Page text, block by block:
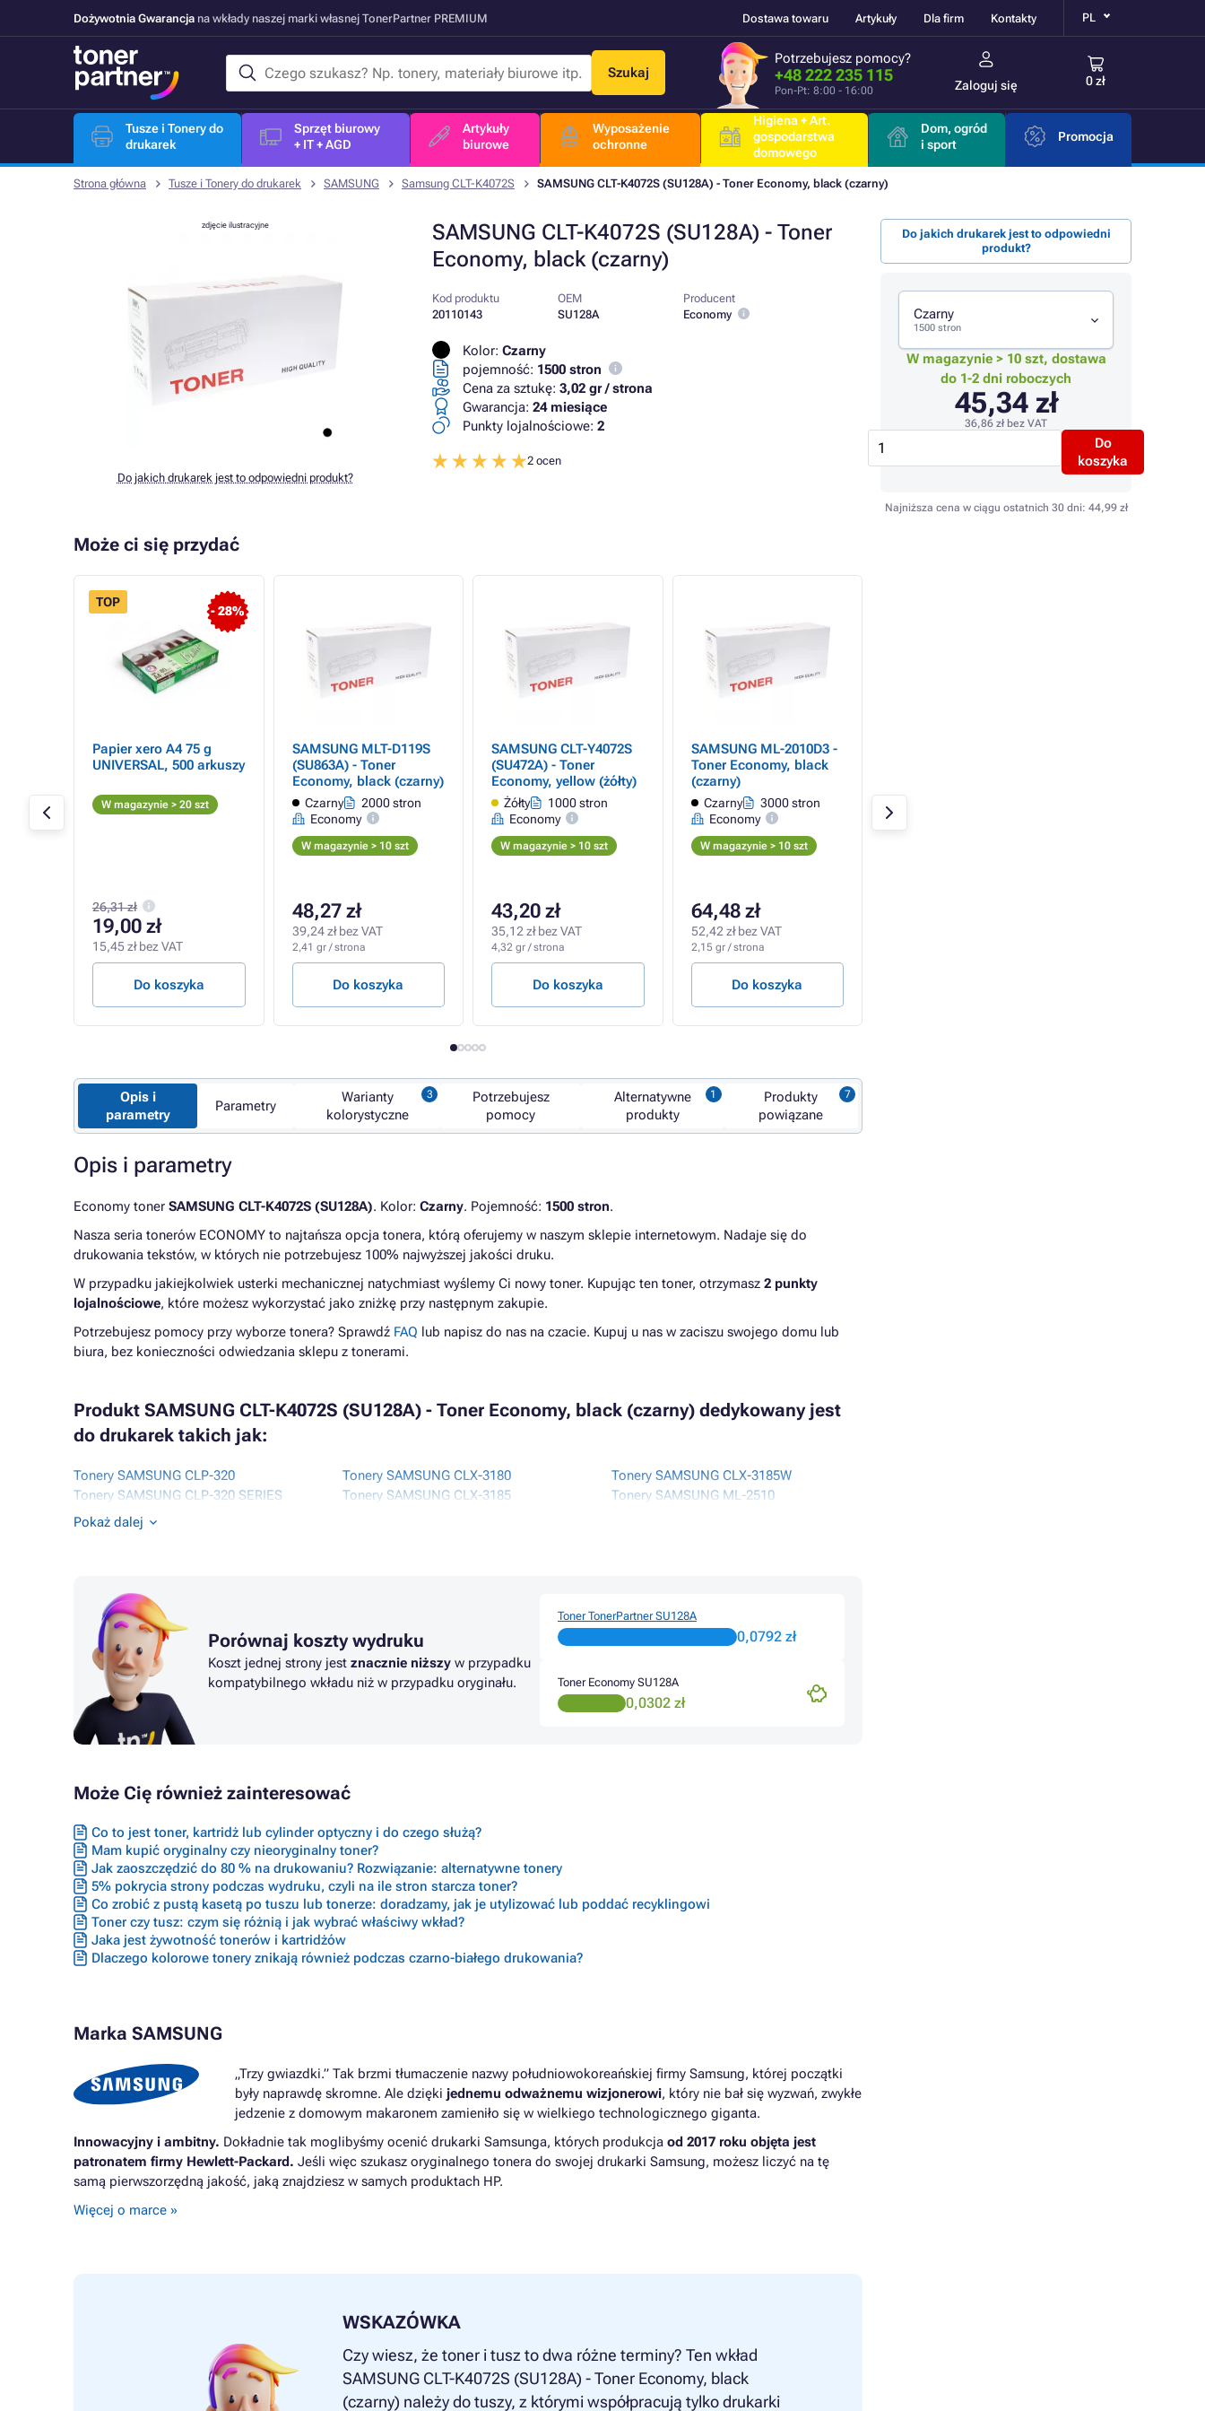
Dożywotnia Gwarancja na wkłady naszej marki własnej TonerPartner PREMIUM Dostawa towaru Artykuły Dla firm Kontakty PL
Szukaj
Potrzebujesz pomocy?
+48 222 235 115
Pon-Pt: 8:00 - 16:00 Zaloguj się 0 zł
Tusze i Tonery do
drukarek
Sprzęt biurowy
+ IT + AGD
Artykuły
biurowe
Wyposażenie
ochronne
Higiena + Art.
gospodarstwa
domowego
Dom, ogród
i sport
Promocja
Strona główna Tusze i Tonery do drukarek SAMSUNG Samsung CLT-K4072S SAMSUNG CLT-K4072S (SU128A) - Toner Economy, black (czarny)
SAMSUNG CLT-K4072S (SU128A) - Toner
Economy, black (czarny)
zdjęcie ilustracyjne
Do jakich drukarek jest to odpowiedni produkt?
Kod produktu
20110143
OEM
SU128A
Producent
Economy
Kolor: Czarny
pojemność: 1500 stron
Cena za sztukę: 3,02 gr / strona
Gwarancja: 24 miesiące
Punkty lojalnościowe: 2
2 ocen
Do jakich drukarek jest to odpowiedni
produkt?
Czarny
1500 stron
W magazynie > 10 szt, dostawa
do 1-2 dni roboczych
45,34 zł
36,86 złbez VAT
Do
koszyka
Najniższa cena w ciągu ostatnich 30 dni: 44,99 zł
Może ci się przydać
- 28%
TOP
Papier xero A4 75 g
UNIVERSAL, 500 arkuszy
W magazynie > 20 szt
26,31 zł
19,00 zł
15,45 zł bez VAT
Do koszyka
SAMSUNG MLT-D119S
(SU863A) - Toner
Economy, black (czarny)
Czarny
2000 stron
Economy
W magazynie > 10 szt
48,27 zł
39,24 zł bez VAT
2,41 gr / strona
Do koszyka
SAMSUNG CLT-Y4072S
(SU472A) - Toner
Economy, yellow (żółty)
Żółty
1000 stron
Economy
W magazynie > 10 szt
43,20 zł
35,12 zł bez VAT
4,32 gr / strona
Do koszyka
SAMSUNG ML-2010D3 -
Toner Economy, black
(czarny)
Czarny
3000 stron
Economy
W magazynie > 10 szt
64,48 zł
52,42 zł bez VAT
2,15 gr / strona
Do koszyka
Opis i
parametry
Parametry
Warianty
kolorystyczne
Potrzebujesz
pomocy
Alternatywne
produkty
Produkty
powiązane
Opis i parametry
Economy toner SAMSUNG CLT-K4072S (SU128A). Kolor: Czarny. Pojemność: 1500 stron.
Nasza seria tonerów ECONOMY to najtańsza opcja tonera, którą oferujemy w naszym sklepie internetowym. Nadaje się do
drukowania tekstów, w których nie potrzebujesz 100% najwyższej jakości druku.
W przypadku jakiejkolwiek usterki mechanicznej natychmiast wyślemy Ci nowy toner. Kupując ten toner, otrzymasz 2 punkty
lojalnościowe, które możesz wykorzystać jako zniżkę przy następnym zakupie.
Potrzebujesz pomocy przy wyborze tonera? Sprawdź FAQ lub napisz do nas na czacie. Kupuj u nas w zaciszu swojego domu lub
biura, bez konieczności odwiedzania sklepu z tonerami.
Produkt SAMSUNG CLT-K4072S (SU128A) - Toner Economy, black (czarny) dedykowany jest
do drukarek takich jak:
Tonery SAMSUNG CLP-320
Tonery SAMSUNG CLP-320 SERIES
Tonery SAMSUNG CLP-320N
Tonery SAMSUNG CLP-325
Tonery SAMSUNG CLX-3180
Tonery SAMSUNG CLX-3185
Tonery SAMSUNG CLX-3185W
Tonery SAMSUNG ML-2510
Pokaż dalej
Porównaj koszty wydruku
Koszt jednej strony jest znacznie niższy w przypadku
kompatybilnego wkładu niż w przypadku oryginału.
Toner TonerPartner SU128A
0,0792 zł
Toner Economy SU128A
0,0302 zł
Może Cię również zainteresować
Co to jest toner, kartridż lub cylinder optyczny i do czego służą?
Mam kupić oryginalny czy nieoryginalny toner?
Jak zaoszczędzić do 80 % na drukowaniu? Rozwiązanie: alternatywne tonery
5% pokrycia strony podczas wydruku, czyli na ile stron starcza toner?
Co zrobić z pustą kasetą po tuszu lub tonerze: doradzamy, jak je utylizować lub poddać recyklingowi
Toner czy tusz: czym się różnią i jak wybrać właściwy wkład?
Jaka jest żywotność tonerów i kartridżów
Dlaczego kolorowe tonery znikają również podczas czarno-białego drukowania?
Marka SAMSUNG
„Trzy gwiazdki.” Tak brzmi tłumaczenie nazwy południowokoreańskiej firmy Samsung, której początki
były naprawdę skromne. Ale dzięki jednemu odważnemu wizjonerowi, który nie bał się wyzwań, zwykłe
jedzenie z domowym makaronem zamieniło się w wielkiego technologicznego giganta.
Innowacyjny i ambitny. Dokładnie tak moglibyśmy ocenić drukarki Samsunga, których produkcja od 2017 roku objęta jest
patronatem firmy Hewlett-Packard. Jeśli więc szukasz oryginalnego tonera do swojej drukarki Samsung, możesz liczyć na tę
samą pierwszorzędną jakość, jaką znajdziesz w samych produktach HP.
Więcej o marce »
WSKAZÓWKA
Czy wiesz, że toner i tusz to dwa różne terminy? Ten wkład
SAMSUNG CLT-K4072S (SU128A) - Toner Economy, black
(czarny) należy do tuszy, z którymi współpracują tylko drukarki